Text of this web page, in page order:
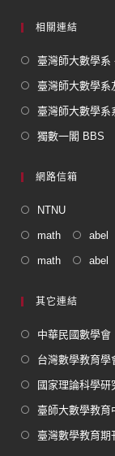
相關連結
臺灣師大數學系
臺灣師大數學系
臺灣師大數學系
獨數一閣 BBS
網路信箱
NTNU
math abel
math abel
其它連結
中華民國數學會
台灣數學教育學
國家理論科學研
臺師大數學教育
臺灣數學教育期